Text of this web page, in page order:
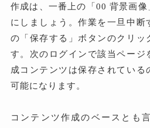
作成は、一番上の「00 背景画像
にしましょう。作業を一旦中断
の「保存する」ボタンのクリッ
す。次のログインで該当ページ
成コンテンツは保存されている
可能になります。
コンテンツ作成のベースとも